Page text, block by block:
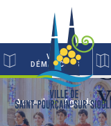
VOS
DÉMARCHES
Accueil Agenda